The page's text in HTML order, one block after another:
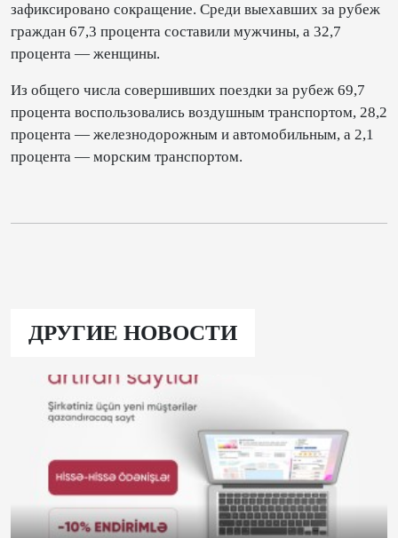
зафиксировано сокращение. Среди выехавших за рубеж
граждан 67,3 процента составили мужчины, а 32,7
процента — женщины.
Из общего числа совершивших поездки за рубеж 69,7
процента воспользовались воздушным транспортом, 28,2
процента — железнодорожным и автомобильным, а 2,1
процента — морским транспортом.
ДРУГИЕ НОВОСТИ